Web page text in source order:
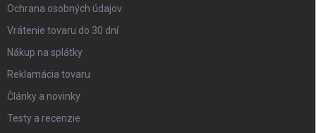
Ochrana osobných údajov
Vrátenie tovaru do 30 dní
Nákup na splátky
Reklamácia tovaru
Články a novinky
Testy a recenzie